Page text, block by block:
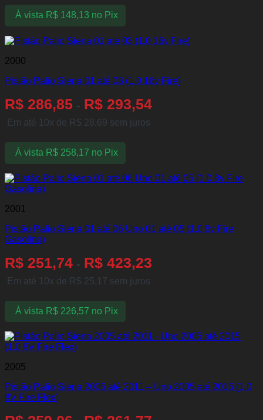
À vista R$148,13 no Pix
2000
Pistão Palio Siena 01 até 03 (1.0 16v Fire)
R$ 286,85 - R$ 293,54
Em até 10x de R$ 28,69 sem juros
À vista R$258,17 no Pix
2001
Pistão Palio Siena 01 até 06 Uno 01 até 05 (1.0 8v Fire
Gasolina)
R$ 251,74 - R$ 423,23
Em até 10x de R$ 25,17 sem juros
À vista R$226,57 no Pix
2005
Pistão Palio Siena 2005 até 2011 – Uno 2005 até 2015 (1.0
8V Fire Flex)